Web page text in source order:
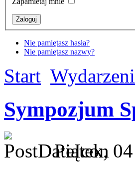
Nie pamiętasz hasła?
Nie pamiętasz nazwy?
Start
Sympozjum
Piątek,